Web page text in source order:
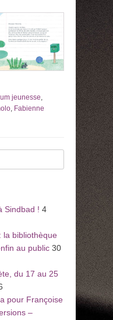
jeunesse,
, Fabienne
Sindbad ! 4
la bibliothèque
au public 30
du 17 au 25
pour Françoise
–